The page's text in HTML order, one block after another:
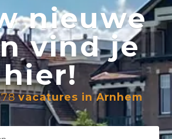
nieuwe
vind je
hier!
vacatures in Arnhem